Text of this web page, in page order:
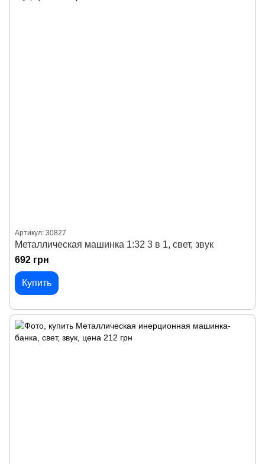
Артикул: 30827
Металлическая машинка 1:32 3 в 1, свет, звук
692 грн
Купить